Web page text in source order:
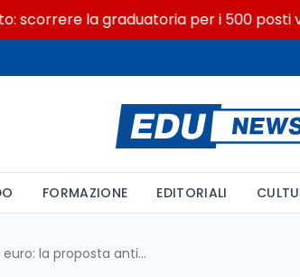
la graduatoria per i 500 posti vacanti
FORMAZIONE EDITORIALI
Verso il pacchetto a 10 euro: la proposta anti-fumo supera le 50mila firme e approda in Parlamento